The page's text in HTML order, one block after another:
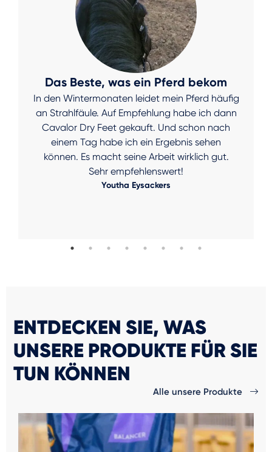
Das Beste, was ein Pferd bekom
In den Wintermonaten leidet mein Pferd häufig
an Strahlfäule. Auf Empfehlung habe ich dann
Cavalor Dry Feet gekauft. Und schon nach
einem Tag habe ich ein Ergebnis sehen
können. Es macht seine Arbeit wirklich gut.
Sehr empfehlenswert!
Youtha Eysackers
ENTDECKEN SIE, WAS
UNSERE PRODUKTE FÜR SIE
TUN KÖNNEN
Alle unsere Produkte